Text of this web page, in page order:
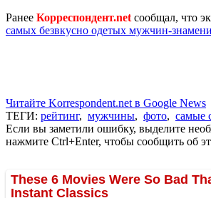
Ранее Корреспондент.net сообщал, что
самых безвкусно одетых мужчин-
Читайте Korrespondent.net в Google News
ТЕГИ: рейтинг, мужчины, фото, самые
Если вы заметили ошибку, выделите
нажмите Ctrl+Enter, чтобы сообщить об